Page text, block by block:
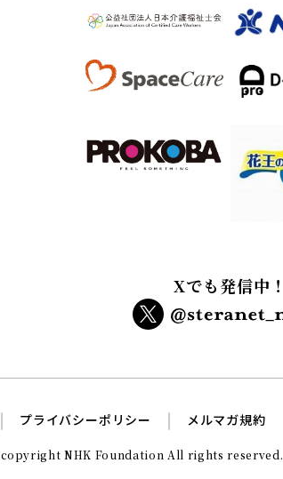
Xでも発信中！
プライバシーポリシー メルマガ規約
copyright NHK Foundation All rights reserved.